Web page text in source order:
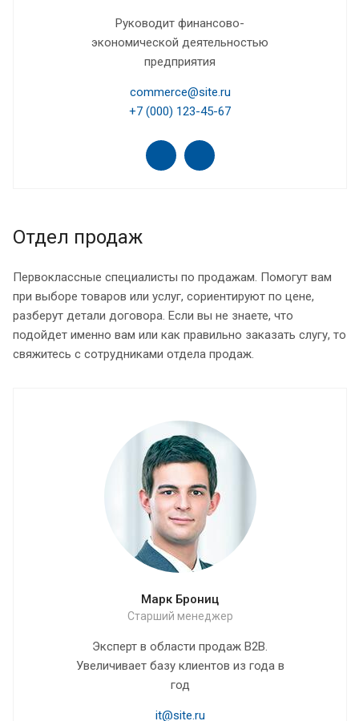
Руководит финансово-
экономической деятельностью
предприятия
commerce@site.ru
+7 (000) 123-45-67
Отдел продаж
Первоклассные специалисты по продажам. Помогут вам
при выборе товаров или услуг, сориентируют по цене,
разберут детали договора. Если вы не знаете, что
подойдет именно вам или как правильно заказать слугу, то
свяжитесь с сотрудниками отдела продаж.
Марк Брониц
Старший менеджер
Эксперт в области продаж B2B.
Увеличивает базу клиентов из года в
год
it@site.ru